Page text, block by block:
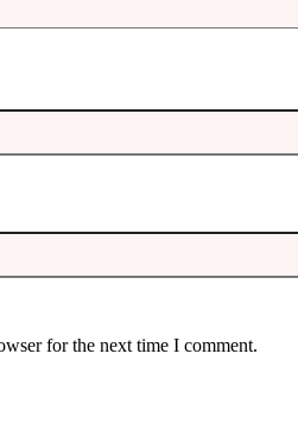
for the next time I comment.